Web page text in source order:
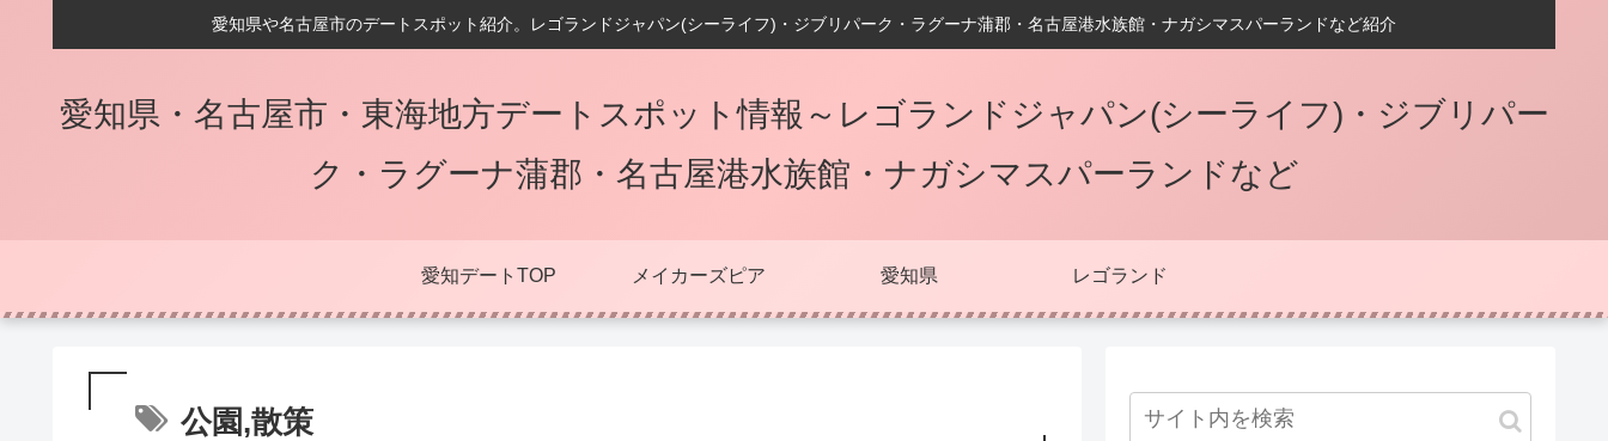
愛知県や名古屋市のデートスポット紹介。レゴランドジャパン(シーライフ)・ジブリパーク・ラグーナ蒲郡・名古屋港水族館・ナガシマスパーランドなど紹介
愛知県・名古屋市・東海地方デートスポット情報～レゴランドジャパン(シーライフ)・ジブリパー
ク・ラグーナ蒲郡・名古屋港水族館・ナガシマスパーランドなど
愛知デートTOP メイカーズピア 愛知県 レゴランド
公園,散策